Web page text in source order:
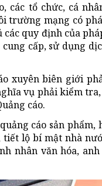
các tổ chức, cá
trường mạng có
quy định của
cấp, sử dụng
xuyên biên giới
vụ phải kiểm
cáo.
cáo sản phẩm,
lộ bí mật nhà
nhân văn hóa,